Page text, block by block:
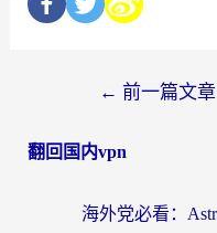
← 前一篇文章
翻回国内vpn